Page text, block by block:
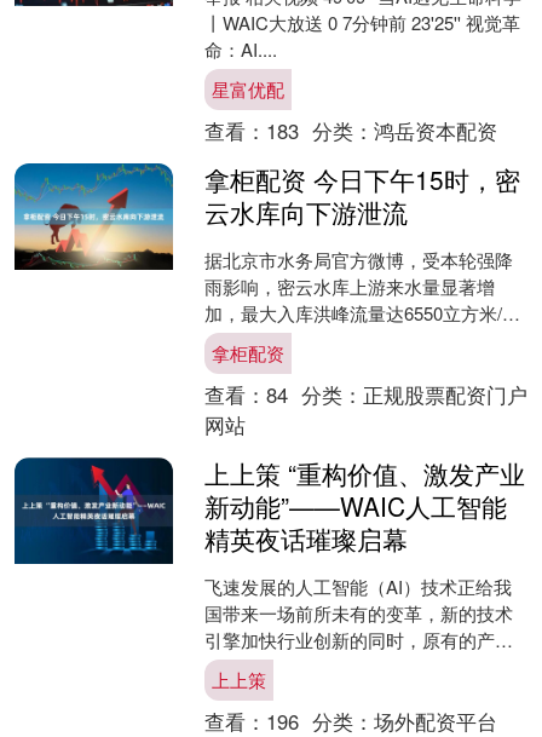
丨WAIC大放送 0 7分钟前 23'25'' 视觉革
命：AI....
星富优配
查看： 183 分类： 鸿岳资本配资
拿柜配资 今日下午15时，密
云水库向下游泄流
据北京市水务局官方微博，受本轮强降
雨影响，密云水库上游来水量显著增
加，最大入库洪峰流量达6550立方米/
秒，已超历史最大洪峰流量。密云水库
发挥拦洪削峰作用，充分....
拿柜配资
查看： 84 分类： 正规股票配资门户
网站
上上策 “重构价值、激发产业
新动能”——WAIC人工智能
精英夜话璀璨启幕
飞速发展的人工智能（AI）技术正给我
国带来一场前所未有的变革，新的技术
引擎加快行业创新的同时，原有的产业
价值链也迎来迅速重构。在政策的大力
指引和技术的加速推动下....
上上策
查看： 196 分类： 场外配资平台